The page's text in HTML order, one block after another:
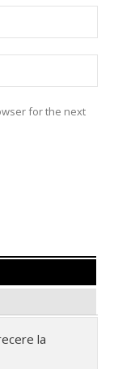
for the next
la